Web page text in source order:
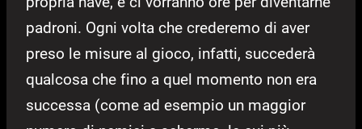
padroni. Ogni volta che crederemo di aver
preso le misure al gioco, infatti, succederà
qualcosa che fino a quel momento non era
successa (come ad esempio un maggior